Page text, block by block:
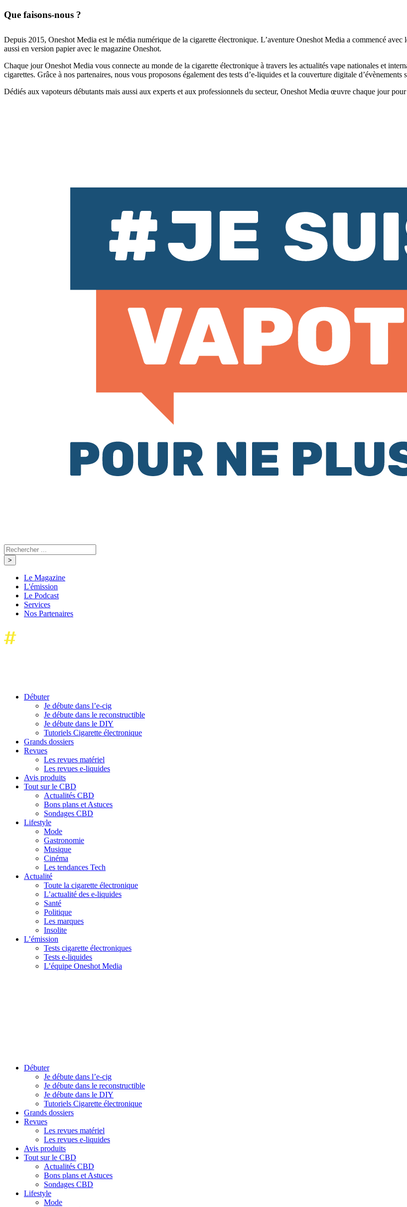
Que faisons-nous ?
Depuis 2015, Oneshot Media est le média numérique de la cigarette électronique. L’aventure Oneshot Media a commencé
aussi en version papier avec le magazine Oneshot.
Chaque jour Oneshot Media vous connecte au monde de la cigarette électronique à travers les actualités vape nationales et
cigarettes. Grâce à nos partenaires, nous vous proposons également des tests d’e-liquides et la couverture digitale d’évènements
Dédiés aux vapoteurs débutants mais aussi aux experts et aux professionnels du secteur, Oneshot Media œuvre chaque jour
Le Magazine
L'émission
Le Podcast
Services
Nos Partenaires
Débuter
Je débute dans l’e-cig
Je débute dans le reconstructible
Je débute dans le DIY
Tutoriels Cigarette électronique
Grands dossiers
Revues
Les revues matériel
Les revues e-liquides
Avis produits
Tout sur le CBD
Actualités CBD
Bons plans et Astuces
Sondages CBD
Lifestyle
Mode
Gastronomie
Musique
Cinéma
Les tendances Tech
Actualité
Toute la cigarette électronique
L’actualité des e-liquides
Santé
Politique
Les marques
Insolite
L’émission
Tests cigarette électroniques
Tests e-liquides
L’équipe Oneshot Media
Débuter
Je débute dans l’e-cig
Je débute dans le reconstructible
Je débute dans le DIY
Tutoriels Cigarette électronique
Grands dossiers
Revues
Les revues matériel
Les revues e-liquides
Avis produits
Tout sur le CBD
Actualités CBD
Bons plans et Astuces
Sondages CBD
Lifestyle
Mode